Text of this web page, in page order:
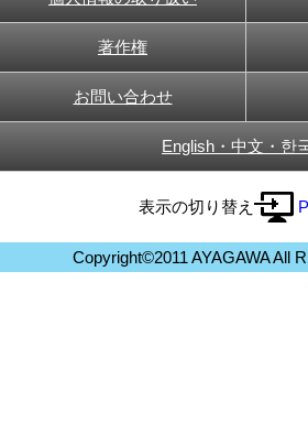
著作権
お問い合わせ
English・中文・한
表示の切り替え
Copyright©2011 AYAGAWA All